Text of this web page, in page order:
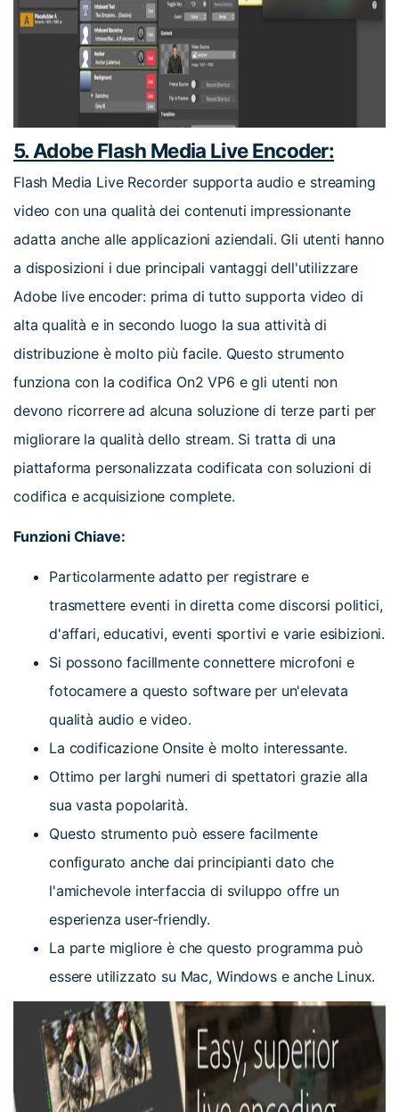
5. Adobe Flash Media Live Encoder:
Flash Media Live Recorder supporta audio e streaming
video con una qualità dei contenuti impressionante
adatta anche alle applicazioni aziendali. Gli utenti hanno
a disposizioni i due principali vantaggi dell'utilizzare
Adobe live encoder: prima di tutto supporta video di
alta qualità e in secondo luogo la sua attività di
distribuzione è molto più facile. Questo strumento
funziona con la codifica On2 VP6 e gli utenti non
devono ricorrere ad alcuna soluzione di terze parti per
migliorare la qualità dello stream. Si tratta di una
piattaforma personalizzata codificata con soluzioni di
codifica e acquisizione complete.
Funzioni Chiave:
Particolarmente adatto per registrare e
trasmettere eventi in diretta come discorsi politici,
d'affari, educativi, eventi sportivi e varie esibizioni.
Si possono facillmente connettere microfoni e
fotocamere a questo software per un'elevata
qualità audio e video.
La codificazione Onsite è molto interessante.
Ottimo per larghi numeri di spettatori grazie alla
sua vasta popolarità.
Questo strumento può essere facilmente
configurato anche dai principianti dato che
l'amichevole interfaccia di sviluppo offre un
esperienza user-friendly.
La parte migliore è che questo programma può
essere utilizzato su Mac, Windows e anche Linux.